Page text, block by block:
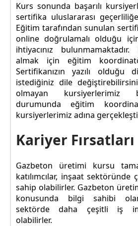
Kurs sonunda başarılı
sertifika uluslararası
Eğitim tarafından sunulan
online doğrulamalı olduğu
ihtiyacınız
almak için eğitim
Sertifikanızın yazılı olduğu
istediğiniz dile
olmayan kursiyerlerimiz
durumunda eğitim
kursiyerlerimiz adına
Kariyer Fırsatları
Gazbeton üretimi kursu
katılımcılar, inşaat sektöründe
sahip olabilirler. Gazbeton
konusunda bilgi sahibi
sektörde daha çeşitli iş
olabilirler.